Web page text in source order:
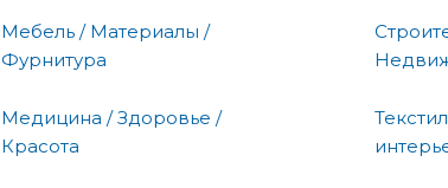
Мебель / Материалы /
Фурнитура
Медицина / Здоровье /
Красота